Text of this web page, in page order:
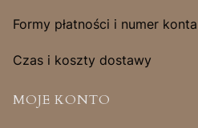
Formy płatności i numer konta
Czas i koszty dostawy
MOJE KONTO